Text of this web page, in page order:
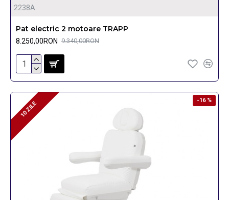
2238A
Pat electric 2 motoare TRAPP
8.250,00RON 9.340,00RON
-16 %
10 ZILE
10 ZILE